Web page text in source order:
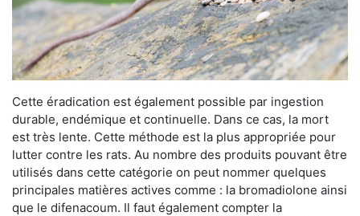
Cette éradication est également possible par ingestion
durable, endémique et continuelle. Dans ce cas, la mort
est très lente. Cette méthode est la plus appropriée pour
lutter contre les rats. Au nombre des produits pouvant être
utilisés dans cette catégorie on peut nommer quelques
principales matières actives comme : la bromadiolone ainsi
que le difenacoum. Il faut également compter la